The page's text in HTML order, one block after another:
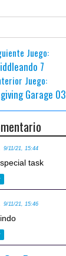
Juego:
7
Juego:
Garage 03
9/11/21, 15:44
task
9/11/21, 15:46